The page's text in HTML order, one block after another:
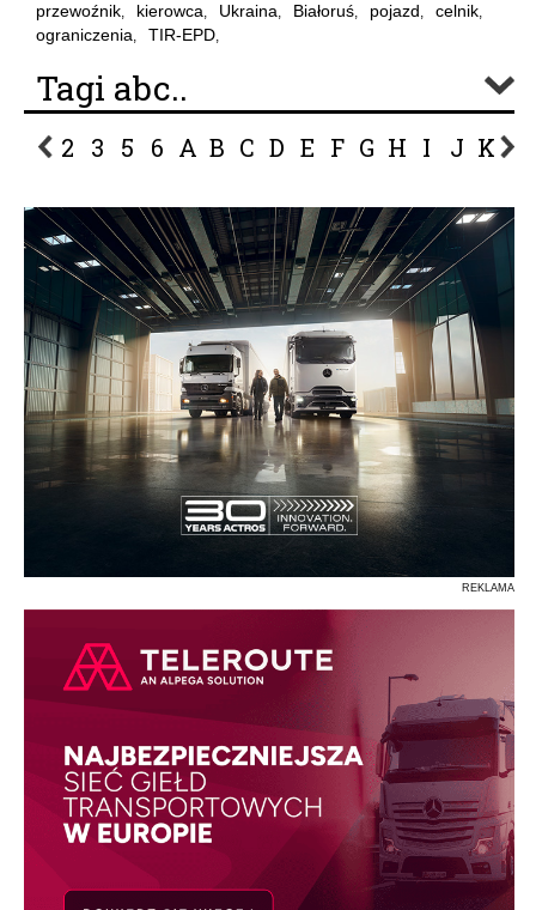
przewoźnik, kierowca, Ukraina, Białoruś, pojazd, celnik,
ograniczenia, TIR-EPD,
Tagi abc..
2 3 5 6 A B C D E F G H I J K L
REKLAMA